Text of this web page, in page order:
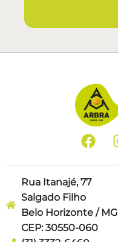
Rua Itanajé, 77
Salgado Filho
Belo Horizonte / MG
CEP: 30550-060